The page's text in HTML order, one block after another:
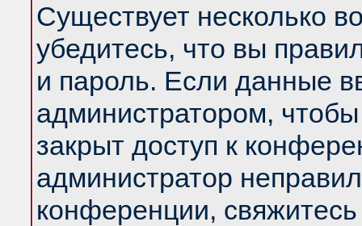
Существует несколько
убедитесь, что вы
и пароль. Если данные
администратором,
закрыт доступ к
администратор
конференции,